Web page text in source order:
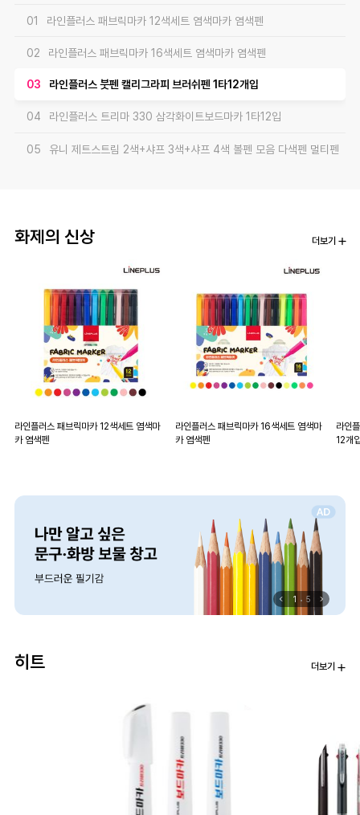
01 라인플러스 패브릭마카 12색세트 염색마카 염색펜
02 라인플러스 패브릭마카 16색세트 염색마카 염색펜
03 라인플러스 붓펜 캘리그라피 브러쉬펜 1타12개입
04 라인플러스 트리마 330 삼각화이트보드마카 1타12입
05 유니 제트스트림 2색+샤프 3색+샤프 4색 볼펜 모음 다색펜 멀티펜
화제의 신상 더보기
라인플러스 패브릭마카 12색세트 염색마
카 염색펜
라인플러스 패브릭마카 16색세트 염색마
카 염색펜
라인
12개
1 5
히트 더보기